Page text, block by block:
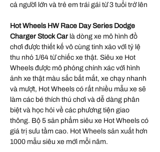
cả người lớn và trẻ em trái gái từ 3 tuổi trở lên
Hot Wheels HW Race Day Series Dodge
Charger Stock Car là dòng xe mô hình đồ
chơi được thiết kế vô cùng tinh xảo với tỷ lệ
thu nhỏ 1/64 từ chiếc xe thật. Siêu xe Hot
Wheels được mô phỏng chính xác với hình
ảnh xe thật màu sắc bắt mắt, xe chạy nhanh
và mượt, Hot Wheels có rất nhiều mẫu xe sẽ
làm các bé thích thú chơi và dễ dàng phân
biệt và học hỏi về các phương tiện giao
thông. Bộ 5 sản phẩm siêu xe Hot Wheels có
giá trị sưu tầm cao. Hot Wheels sản xuất hơn
1000 mẫu siêu xe mới mỗi năm.